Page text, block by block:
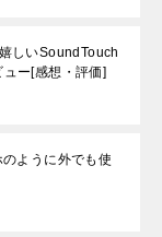
しいSoundTouch
ー[感想・評価]
ように外でも使